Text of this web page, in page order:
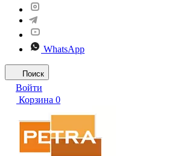
WhatsApp
Поиск
Войти
Корзина 0